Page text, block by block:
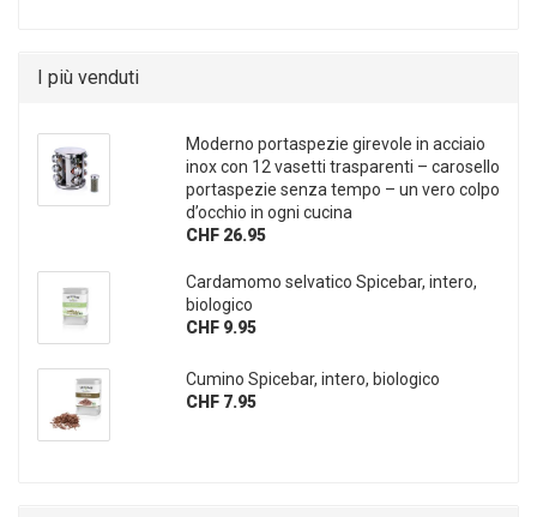
I più venduti
Moderno portaspezie girevole in acciaio
inox con 12 vasetti trasparenti – carosello
portaspezie senza tempo – un vero colpo
d’occhio in ogni cucina
CHF 26.95
Cardamomo selvatico Spicebar, intero,
biologico
CHF 9.95
Cumino Spicebar, intero, biologico
CHF 7.95